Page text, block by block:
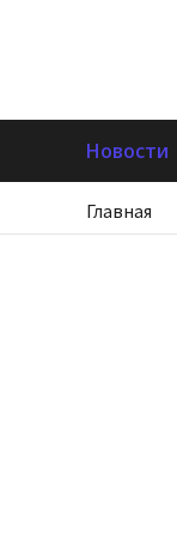
Новости
Главная